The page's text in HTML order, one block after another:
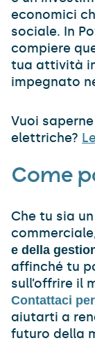
economici
sociale. In
compiere
tua attività
impegnato
Vuoi
elettriche?
Come
Che tu sia
e della
affinché tu
sull’offrire il
Contattaci
aiutarti a
futuro della